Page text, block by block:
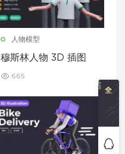
人物模型
穆斯林人物 3D 插图
665